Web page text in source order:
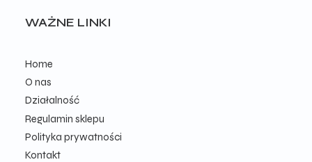
WAŻNE LINKI
Home
O nas
Działalność
Regulamin sklepu
Polityka prywatności
Kontakt